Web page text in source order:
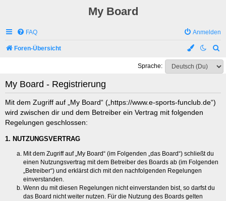
My Board
FAQ Anmelden
Foren-Übersicht
u
c
Sprache:
My Board - Registrierung
Mit dem Zugriff auf „My Board“ („https://www.e-sports-funclub.de“)
wird zwischen dir und dem Betreiber ein Vertrag mit folgenden
Regelungen geschlossen:
1. NUTZUNGSVERTRAG
Mit dem Zugriff auf „My Board“ (im Folgenden „das Board“) schließt du
einen Nutzungsvertrag mit dem Betreiber des Boards ab (im Folgenden
„Betreiber“) und erklärst dich mit den nachfolgenden Regelungen
einverstanden.
Wenn du mit diesen Regelungen nicht einverstanden bist, so darfst du
das Board nicht weiter nutzen. Für die Nutzung des Boards gelten